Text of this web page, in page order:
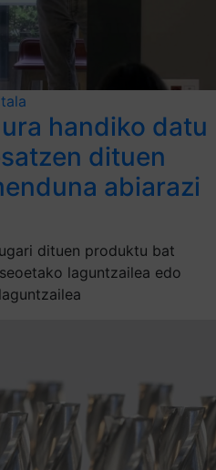
handiko datu
dituen
abiarazi
dituen produktu bat
laguntzailea edo